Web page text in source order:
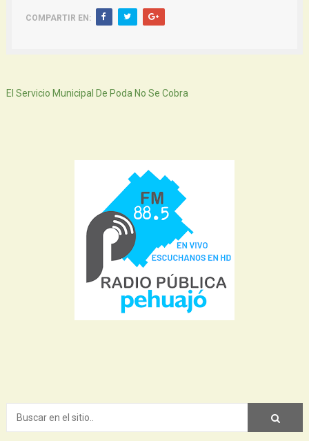
COMPARTIR EN:
El Servicio Municipal De Poda No Se Cobra